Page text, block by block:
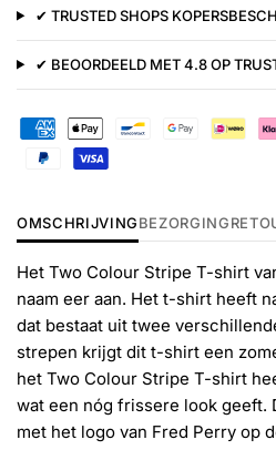
✔ TRUSTED SHOPS
✔ BEOORDEELD MET 4.8 OP
OMSCHRIJVINGBEZORGING
Het Two Colour Stripe T-shirt
naam eer aan. Het t-shirt heeft
dat bestaat uit twee
strepen krijgt dit t-shirt een
het Two Colour Stripe T-shirt
wat een nóg frissere look
met het logo van Fred Perry op